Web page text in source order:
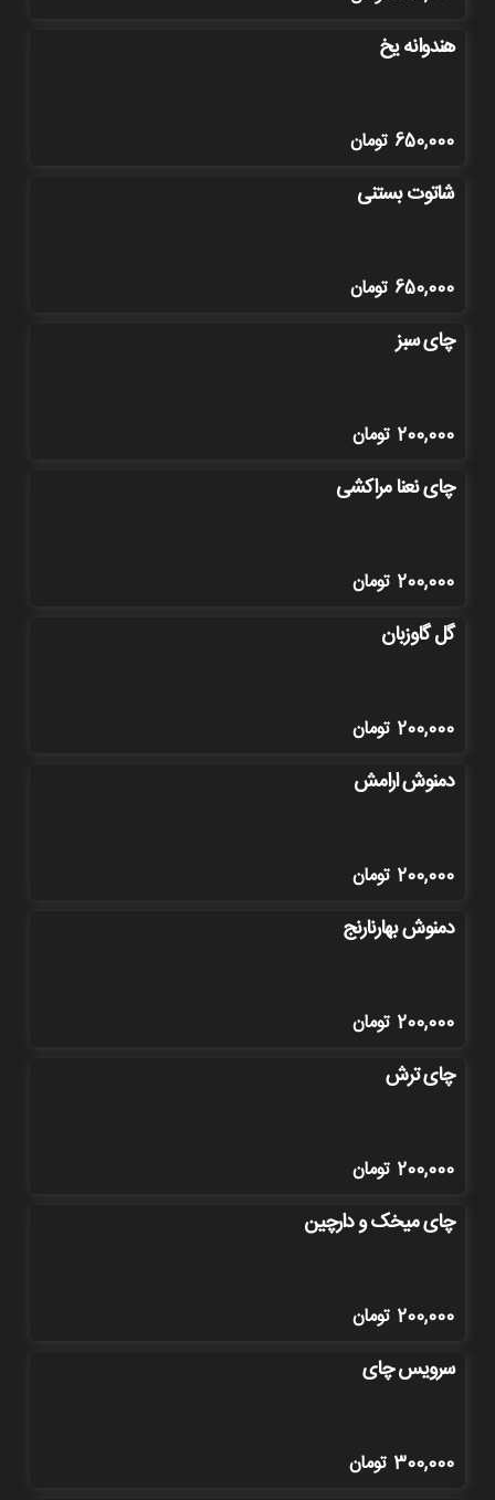
هندوانه یخ
650,000 تومان
شاتوت بستنی
650,000 تومان
چای سبز
200,000 تومان
چای نعنا مراکشی
200,000 تومان
گل گاوزبان
200,000 تومان
دمنوش ارامش
200,000 تومان
دمنوش بهارنارنج
200,000 تومان
چای ترش
200,000 تومان
چای میخک و دارچین
200,000 تومان
سرویس چای
300,000 تومان